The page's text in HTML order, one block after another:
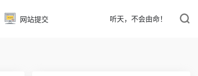
网站提交 听天，不会由命！